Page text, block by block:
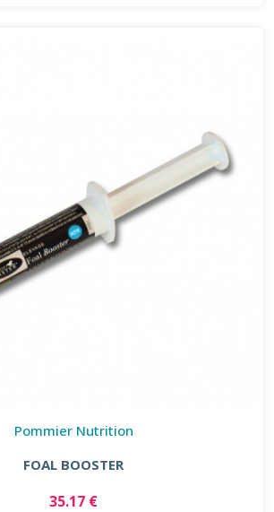
Pommier Nutrition
FOAL BOOSTER
35.17 €